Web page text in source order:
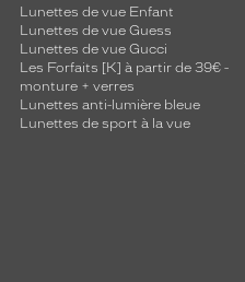
Lunettes de vue Enfant
Lunettes de vue Guess
Lunettes de vue Gucci
Les Forfaits [K] à partir de 39€ -
monture + verres
Lunettes anti-lumière bleue
Lunettes de sport à la vue